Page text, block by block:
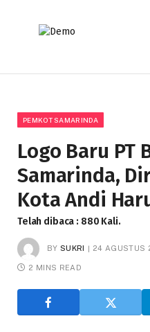
PEMKOT SAMARINDA
Logo Baru PT
Samarinda,
Kota Andi
Telah dibaca : 880 Kali.
BY SUKRI 24 AGUSTUS
2 MINS READ